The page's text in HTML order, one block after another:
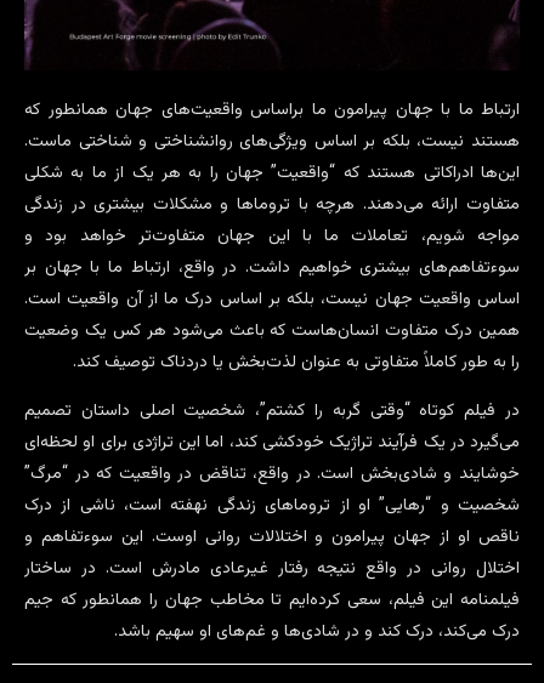
ارتباط ما با جهان پیرامون ما براساس واقعیت‌های جهان همانطور که
هستند نیست، بلکه بر اساس ویژگی‌های روانشناختی و شناختی ماست.
این‌ها ادراکاتی هستند که “واقعیت” جهان را به هر یک از ما به شکلی
متفاوت ارائه می‌دهند. هرچه با تروماها و مشکلات بیشتری در زندگی
مواجه شویم، تعاملات ما با این جهان متفاوت‌تر خواهد بود و
سوءتفاهم‌های بیشتری خواهیم داشت. در واقع، ارتباط ما با جهان بر
اساس واقعیت جهان نیست، بلکه بر اساس درک ما از آن واقعیت است.
همین درک متفاوت انسان‌هاست که باعث می‌شود هر کس یک وضعیت
را به طور کاملاً متفاوتی به عنوان لذت‌بخش یا دردناک توصیف کند.
در فیلم کوتاه “وقتی گربه را کشتم”، شخصیت اصلی داستان تصمیم
می‌گیرد در یک فرآیند تراژیک خودکشی کند، اما این تراژدی برای او لحظه‌ای
خوشایند و شادی‌بخش است. در واقع، تناقض در واقعیت که در “مرگ”
شخصیت و “رهایی” او از تروماهای زندگی نهفته است، ناشی از درک
ناقص او از جهان پیرامون و اختلالات روانی اوست. این سوءتفاهم و
اختلال روانی در واقع نتیجه رفتار غیرعادی مادرش است. در ساختار
فیلمنامه این فیلم، سعی کرده‌ایم تا مخاطب جهان را همانطور که جیم
درک می‌کند، درک کند و در شادی‌ها و غم‌های او سهیم باشد.